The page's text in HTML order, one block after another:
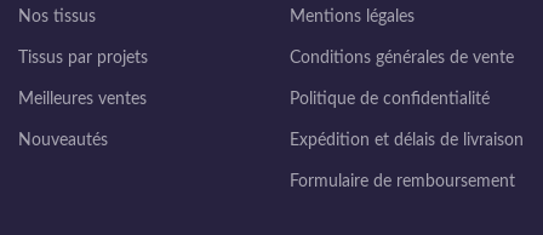
Nos tissus
Tissus par projets
Meilleures ventes
Nouveautés
Mentions légales
Conditions générales de vente
Politique de confidentialité
Expédition et délais de livraison
Formulaire de remboursement